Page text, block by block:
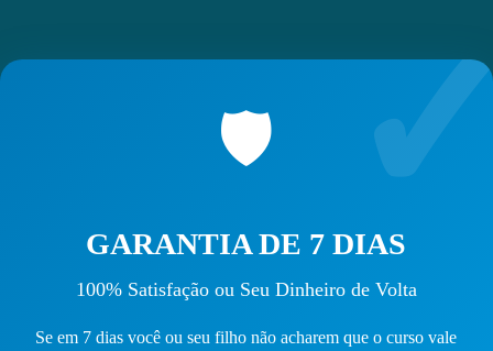
🛡️
GARANTIA DE 7 DIAS
100% Satisfação ou Seu Dinheiro de Volta
Se em 7 dias você ou seu filho não acharem que o curso vale